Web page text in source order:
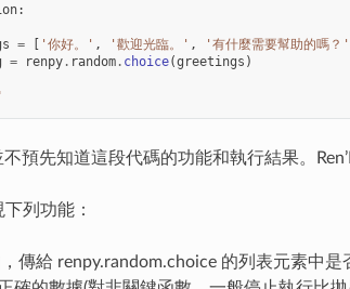
:
= [ '你好。' , '歡迎光臨。' , '有什麼需要幫助的嗎？'
= renpy. random. choice(greetings )
不預先知道這段代碼的功能和執行結果。
列功能：
傳給 renpy.random.choice 的列表元素中是